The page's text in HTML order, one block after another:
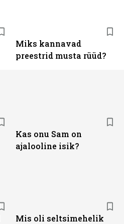
Miks kannavad
preestrid musta rüüd?
Kas onu Sam on
ajalooline isik?
Mis oli seltsimehelik